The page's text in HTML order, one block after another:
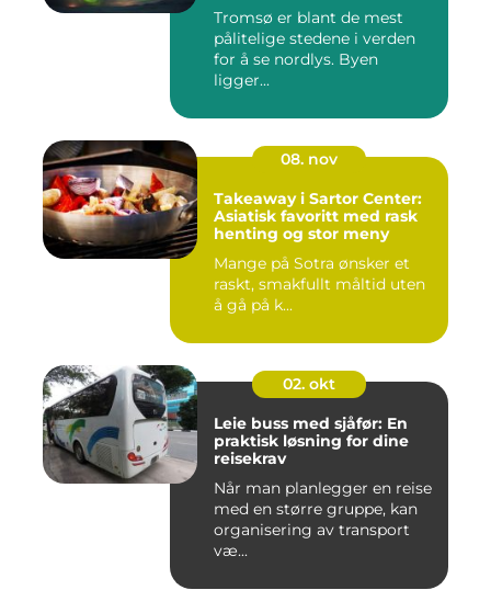
Tromsø er blant de mest
pålitelige stedene i verden
for å se nordlys. Byen
ligger...
08. nov
Takeaway i Sartor Center:
Asiatisk favoritt med rask
henting og stor meny
Mange på Sotra ønsker et
raskt, smakfullt måltid uten
å gå på k...
02. okt
Leie buss med sjåfør: En
praktisk løsning for dine
reisekrav
Når man planlegger en reise
med en større gruppe, kan
organisering av transport
væ...